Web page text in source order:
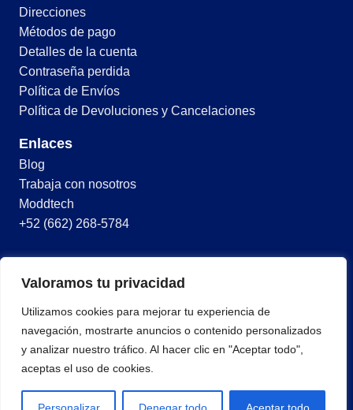
Valoramos tu privacidad
Utilizamos cookies para mejorar tu experiencia de
navegación, mostrarte anuncios o contenido personalizados
y analizar nuestro tráfico. Al hacer clic en "Aceptar todo",
aceptas el uso de cookies.
Direcciones
Métodos de pago
Detalles de la cuenta
Contraseña perdida
Política de Envíos
Política de Devoluciones y Cancelaciones
Enlaces
Blog
Trabaja con nosotros
Moddtech
+52 (662) 268-5784
© 2026 Todos los derechos reservados
Política de privacidad